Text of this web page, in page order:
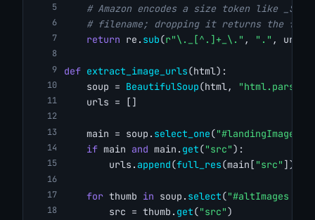
# Amazon encodes a size token like
# filename; dropping it returns the
return re. sub(r"\._[^.]+_\." , "." , url)
def extract_image_urls(html):
    soup =
BeautifulSoup(html, "html.parser"
    urls = []
    main = soup.
select_one("#landingImage,
if main and main. get("src"):
        urls.
append(full_res(main[ "src" ]))
for thumb in soup. select("#altImages
        src = thumb.
get("src")